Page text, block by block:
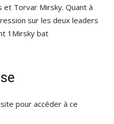
et Torvar Mirsky. Quant à
sur les deux leaders
1Mirsky bat
pour accéder à ce